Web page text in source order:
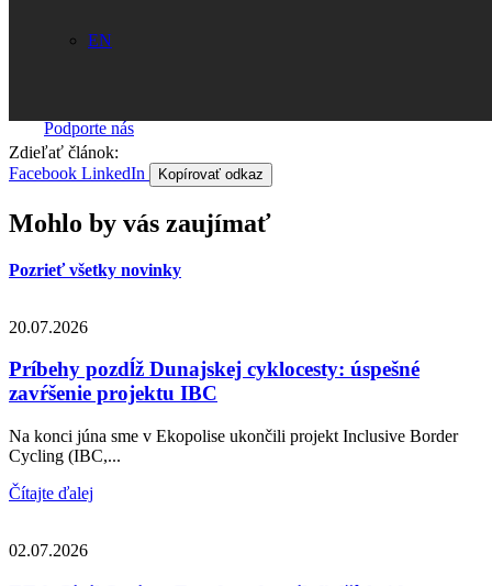
EN
Podporte nás
Zdieľať článok:
Facebook LinkedIn Kopírovať odkaz
Mohlo by vás zaujímať
Pozrieť všetky novinky
20.07.2026
Príbehy pozdĺž Dunajskej cyklocesty: úspešné
zavŕšenie projektu IBC
Na konci júna sme v Ekopolise ukončili projekt Inclusive Border
Cycling (IBC,...
Čítajte ďalej
02.07.2026